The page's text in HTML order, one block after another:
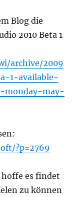
Blog die
2010 Beta 1
archive/2009
1-available-
monday-may-
?p=2769
es findet
zu können